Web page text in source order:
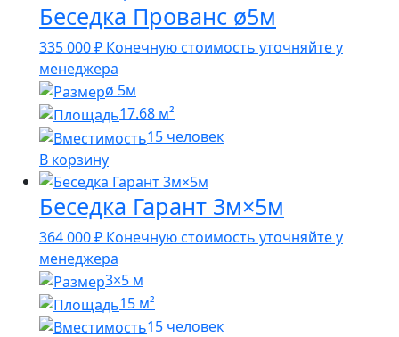
Беседка Прованс ø5м
335 000₽ Конечную стоимость уточняйте у
менеджера
ø 5м
17.68 м²
15 человек
В корзину
Беседка Гарант 3м×5м
364 000₽ Конечную стоимость уточняйте у
менеджера
3×5 м
15 м²
15 человек